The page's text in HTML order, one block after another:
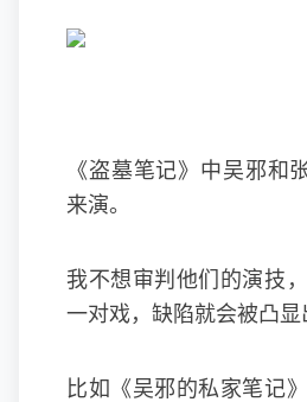
《盗墓笔记》中吴邪和
来演。
我不想审判他们的演技
一对戏，缺陷就会被凸显
比如《吴邪的私家笔记